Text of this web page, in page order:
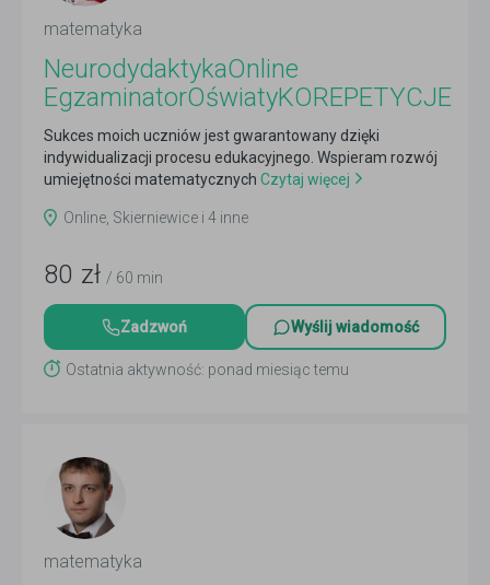
matematyka
NeurodydaktykaOnline
EgzaminatorOświatyKOREPETYCJE
Sukces moich uczniów jest gwarantowany dzięki
indywidualizacji procesu edukacyjnego. Wspieram rozwój
umiejętności matematycznych Czytaj więcej
Online, Skierniewice i 4 inne
80 zł / 60 min
Zadzwoń Wyślij wiadomość
Ostatnia aktywność: ponad miesiąc temu
matematyka